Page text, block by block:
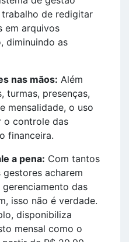
de redigitar
em arquivos
diminuindo as
nas mãos: Além
turmas, presenças,
mensalidade, o uso
o controle das
financeira.
a pena: Com tantos
acharem
das
isso não é verdade.
disponibiliza
mensal como o